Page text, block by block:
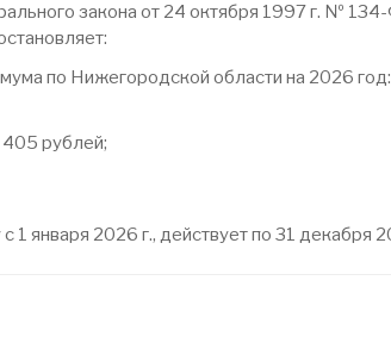
закона от 24 октября 1997 г. №
по Нижегородской области на 2026 год:
405 рублей;
1 января 2026 г., действует по 31